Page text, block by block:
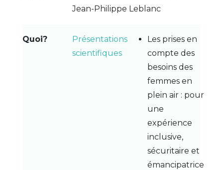
Jean-Philippe Leblanc
Présentations
scientifiques
Les prises en
compte des
besoins des
femmes en
plein air : pour
une
expérience
inclusive,
sécuritaire et
émancipatrice